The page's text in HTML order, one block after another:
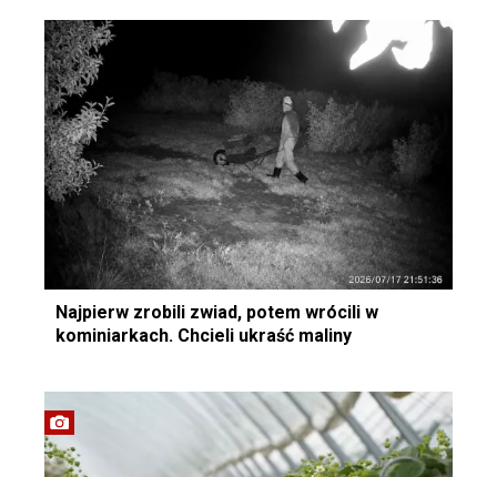
Najpierw zrobili zwiad, potem wrócili w
kominiarkach. Chcieli ukraść maliny